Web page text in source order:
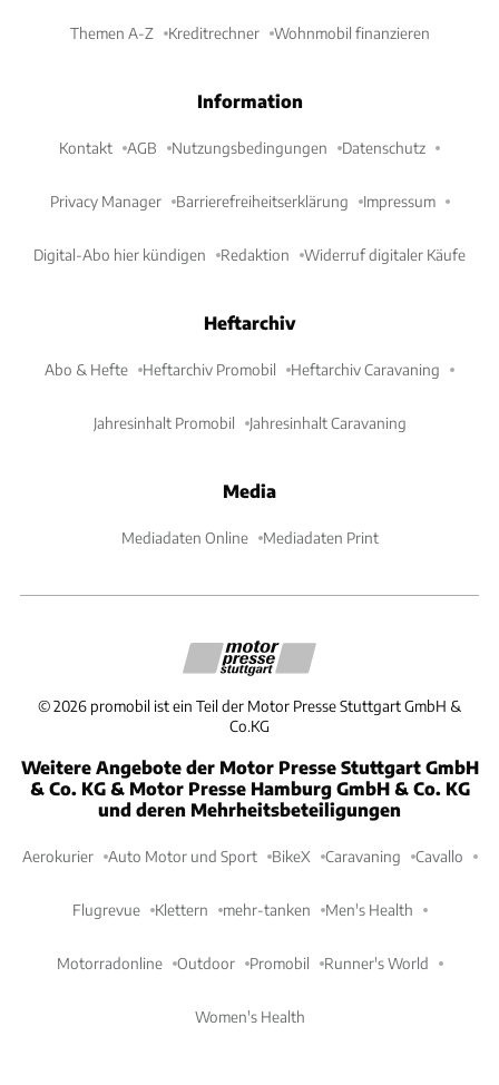
Themen A-Z Kreditrechner Wohnmobil finanzieren
Information
Kontakt AGB Nutzungsbedingungen Datenschutz
Privacy Manager Barrierefreiheitserklärung Impressum
Digital-Abo hier kündigen Redaktion Widerruf digitaler Käufe
Heftarchiv
Abo & Hefte Heftarchiv Promobil Heftarchiv Caravaning
Jahresinhalt Promobil Jahresinhalt Caravaning
Media
Mediadaten Online Mediadaten Print
©2026 promobil ist ein Teil der Motor Presse Stuttgart GmbH &
Co.KG
Weitere Angebote der Motor Presse Stuttgart GmbH
& Co. KG & Motor Presse Hamburg GmbH & Co. KG
und deren Mehrheitsbeteiligungen
Aerokurier Auto Motor und Sport BikeX Caravaning Cavallo
Flugrevue Klettern mehr-tanken Men's Health
Motorradonline Outdoor Promobil Runner's World
Women's Health